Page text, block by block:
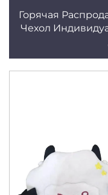
Горячая
Чехол